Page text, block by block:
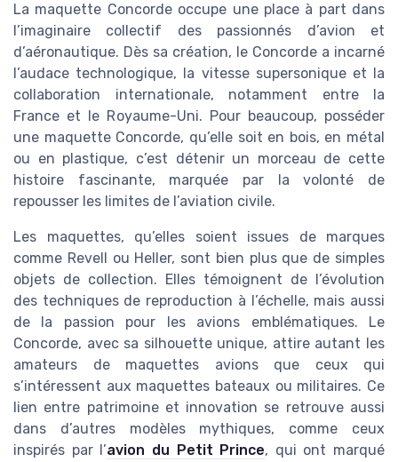
La maquette Concorde occupe une place à part dans
l’imaginaire collectif des passionnés d’avion et
d’aéronautique. Dès sa création, le Concorde a incarné
l’audace technologique, la vitesse supersonique et la
collaboration internationale, notamment entre la
France et le Royaume-Uni. Pour beaucoup, posséder
une maquette Concorde, qu’elle soit en bois, en métal
ou en plastique, c’est détenir un morceau de cette
histoire fascinante, marquée par la volonté de
repousser les limites de l’aviation civile.
Les maquettes, qu’elles soient issues de marques
comme Revell ou Heller, sont bien plus que de simples
objets de collection. Elles témoignent de l’évolution
des techniques de reproduction à l’échelle, mais aussi
de la passion pour les avions emblématiques. Le
Concorde, avec sa silhouette unique, attire autant les
amateurs de maquettes avions que ceux qui
s’intéressent aux maquettes bateaux ou militaires. Ce
lien entre patrimoine et innovation se retrouve aussi
dans d’autres modèles mythiques, comme ceux
inspirés par l’avion du Petit Prince, qui ont marqué